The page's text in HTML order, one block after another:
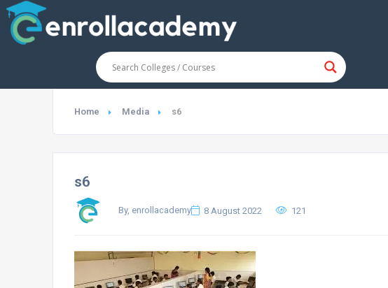
Home Media s6
s6
By, enrollacademy 8 August 2022 121